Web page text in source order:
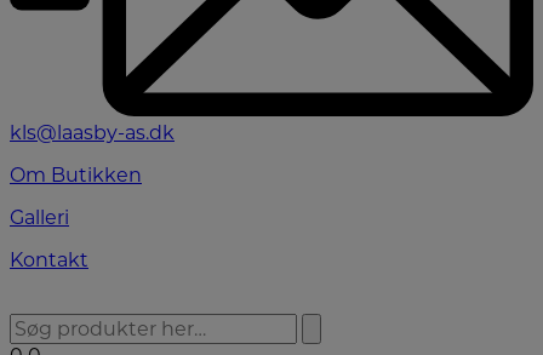
kls@laasby-as.dk
Om Butikken
Galleri
Kontakt